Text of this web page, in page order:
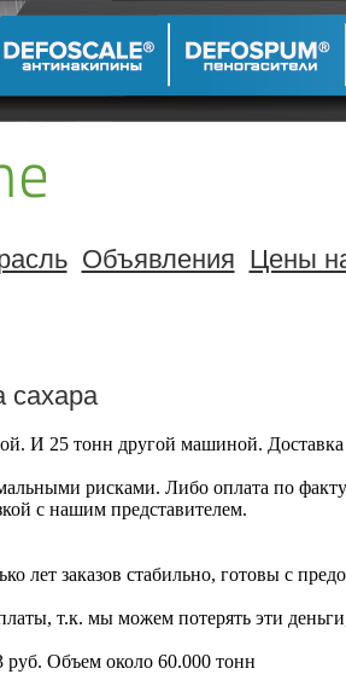
Объявления Цены
сахара
И 25 тонн другой машиной.
рисками. Либо оплата по
с нашим представителем.
лет заказов стабильно, готовы с
т.к. мы можем потерять эти
руб. Объем около 60.000 тонн